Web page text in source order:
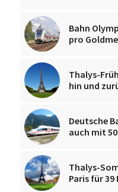
Bahn
pro
Thalys-
hin und
Deutsche
auch mit
Thalys-
Paris für 39